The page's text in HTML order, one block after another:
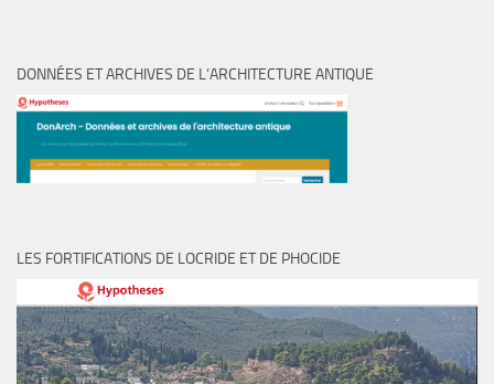
DONNÉES ET ARCHIVES DE L’ARCHITECTURE ANTIQUE
LES FORTIFICATIONS DE LOCRIDE ET DE PHOCIDE